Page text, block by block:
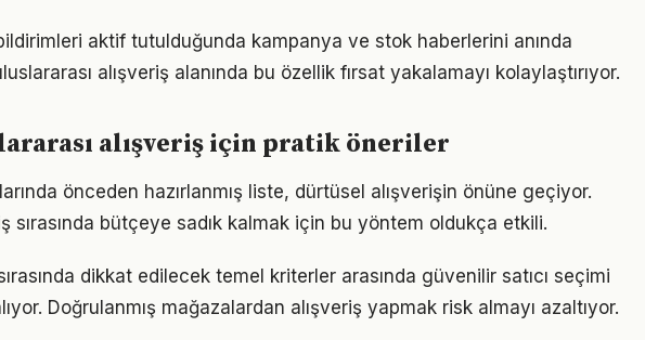
aktif tutulduğunda kampanya ve stok haberlerini anında
alışveriş alanında bu özellik fırsat yakalamayı kolaylaştırıyor.
alışveriş için pratik öneriler
önceden hazırlanmış liste, dürtüsel alışverişin önüne geçiyor.
sırasında bütçeye sadık kalmak için bu yöntem oldukça etkili.
dikkat edilecek temel kriterler arasında güvenilir satıcı seçimi
Doğrulanmış mağazalardan alışveriş yapmak risk almayı azaltıyor.